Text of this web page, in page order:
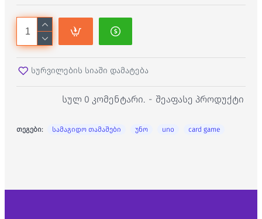
სულ 0 კომენტარი. - შეაფასე პროდუქტი
სურვილების სიაში დამატება
თეგები: სამაგიდო თამაშები უნო uno card game